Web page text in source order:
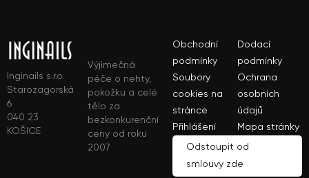
Inginails s.r.o.
Starozagorská
6
040 23
KOŠICE
Výjimečná
péče o nehty,
pokožku a celé
tělo za
bezkonkurenční
ceny od roku
2007
Obchodní
podmínky
Dodací
podmínky
Soubory
cookies na
stránce
Ochrana
osobních
údajů
Přihlášení
Mapa stránky
Odstoupit od
smlouvy zde